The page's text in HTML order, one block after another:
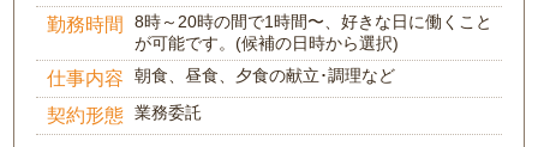
勤務時間
8時～20時の間で1時間〜、好きな日に働くこと
が可能です。(候補の日時から選択)
仕事内容 朝食、昼食、夕食の献立･調理など
契約形態 業務委託